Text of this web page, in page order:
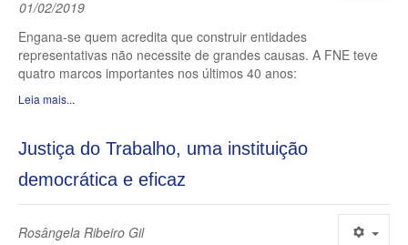
01/02/2019
Engana-se quem acredita que construir entidades
representativas não necessite de grandes causas. A FNE teve
quatro marcos importantes nos últimos 40 anos:
Leia mais...
Justiça do Trabalho, uma instituição
democrática e eficaz
Rosângela Ribeiro Gil